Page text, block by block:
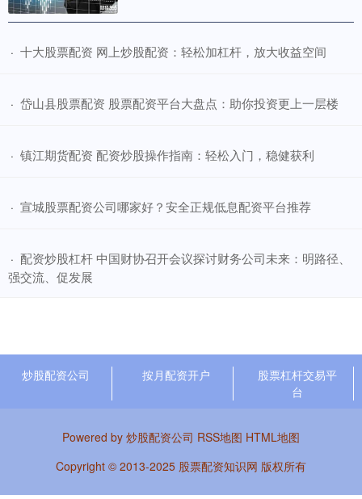
· ​十大股票配资 网上炒股配资：轻松加杠杆，放大收益空间
· ​岱山县股票配资 股票配资平台大盘点：助你投资更上一层楼
· ​镇江期货配资 配资炒股操作指南：轻松入门，稳健获利
· ​宣城股票配资公司哪家好？安全正规低息配资平台推荐
· ​配资炒股杠杆 中国财协召开会议探讨财务公司未来：明路径、
强交流、促发展
炒股配资公司 按月配资开户
股票杠杆交易平
台
Powered by 炒股配资公司 RSS地图 HTML地图
Copyright © 2013-2025 股票配资知识网 版权所有